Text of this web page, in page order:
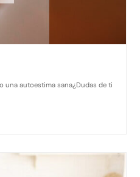
una autoestima sana¿Dudas de ti